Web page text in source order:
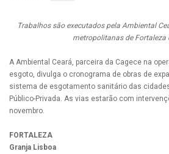
Trabalhos são executados pela Ambiental
metropolitanas de Fortaleza
A Ambiental Ceará, parceira da Cagece na
esgoto, divulga o cronograma de obras de
sistema de esgotamento sanitário das
Público-Privada. As vias estarão com
novembro.
FORTALEZA
Granja Lisboa